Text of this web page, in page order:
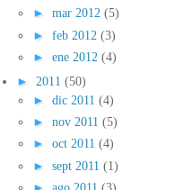
► mar 2012 (5)
► feb 2012 (3)
► ene 2012 (4)
► 2011 (50)
► dic 2011 (4)
► nov 2011 (5)
► oct 2011 (4)
► sept 2011 (1)